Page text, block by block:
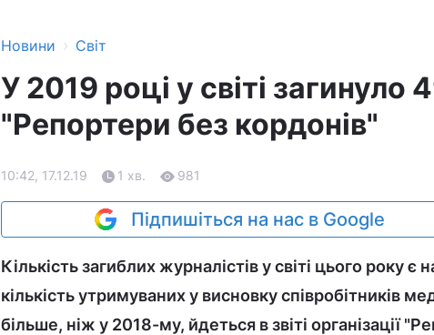
Новини › Світ
У 2019 році у світі загинуло
"Репортери без кордонів"
10:42, 17.12.19 1 хв. 981
Підпишіться на нас в Google
Кількість загиблих журналістів у світі цього року
кількість утримуваних у висновку співробітників
більше, ніж у 2018-му, йдеться в звіті організації